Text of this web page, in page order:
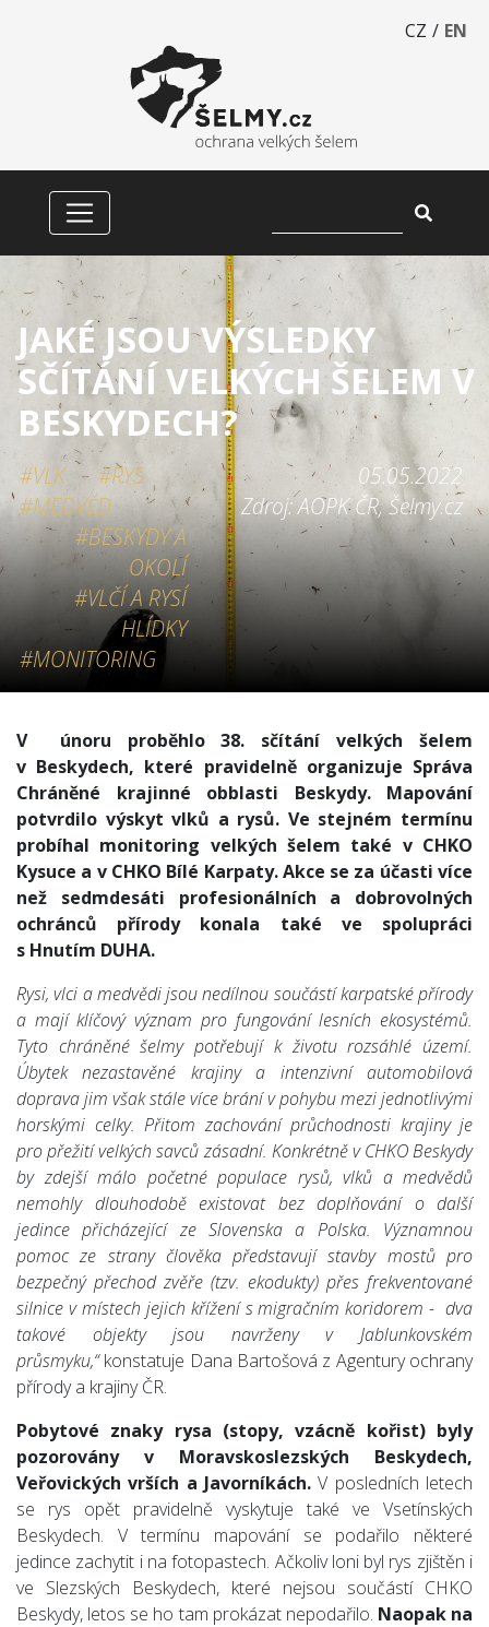
CZ / EN
JAKÉ JSOU VÝSLEDKY
SČÍTÁNÍ VELKÝCH ŠELEM V
BESKYDECH?
#VLK
#RYS
#MEDVĚD
#BESKYDY A
OKOLÍ
#VLČÍ A RYSÍ
HLÍDKY
#MONITORING
05.05.2022
Zdroj: AOPK ČR, Šelmy.cz
V únoru proběhlo 38. sčítání velkých šelem
v Beskydech, které pravidelně organizuje Správa
Chráněné krajinné obblasti Beskydy. Mapování
potvrdilo výskyt vlků a rysů. Ve stejném termínu
probíhal monitoring velkých šelem také v CHKO
Kysuce a v CHKO Bílé Karpaty.Akce se za účasti více
než sedmdesáti profesionálních a dobrovolných
ochránců přírody konala také ve spolupráci
s Hnutím DUHA.
Rysi, vlci a medvědi jsou nedílnou součástí karpatské přírody
a mají klíčový význam pro fungování lesních ekosystémů.
Tyto chráněné šelmy potřebují k životu rozsáhlé území.
Úbytek nezastavěné krajiny a intenzivní automobilová
doprava jim však stále více brání v pohybu mezi jednotlivými
horskými celky. Přitom zachování průchodnosti krajiny je
pro přežití velkých savců zásadní. Konkrétně v CHKO Beskydy
by zdejší málo početné populace rysů, vlků a medvědů
nemohly dlouhodobě existovat bez doplňování o další
jedince přicházející ze Slovenska a Polska. Významnou
pomoc ze strany člověka představují stavby mostů pro
bezpečný přechod zvěře (tzv. ekodukty) přes frekventované
silnice v místech jejich křížení s migračním koridorem - dva
takové objekty jsou navrženy v Jablunkovském
průsmyku,“konstatuje Dana Bartošová z Agentury ochrany
přírody a krajiny ČR.
Pobytové znaky rysa (stopy, vzácně kořist) byly
pozorovány v Moravskoslezských Beskydech,
Veřovických vrších a Javorníkách. V posledních letech
se rys opět pravidelně vyskytuje také ve Vsetínských
Beskydech. V termínu mapování se podařilo některé
jedince zachytit i na fotopastech. Ačkoliv loni byl rys zjištěn i
ve Slezských Beskydech, které nejsou součástí CHKO
Beskydy, letos se ho tam prokázat nepodařilo. Naopak na